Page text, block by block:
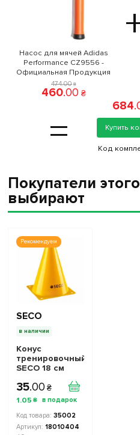
Насос для мячей Adidas
Performance CZ9556 -
Официальная Продукция
474.00 ₴
460.00 ₴
=
684.
Купить
Код
Покупатели
выбирают
Рекомендуем
SECO
в наличии
Конус
тренировочный
SECO 18 см
35.00 ₴
1.05 ₴
35002
18010404